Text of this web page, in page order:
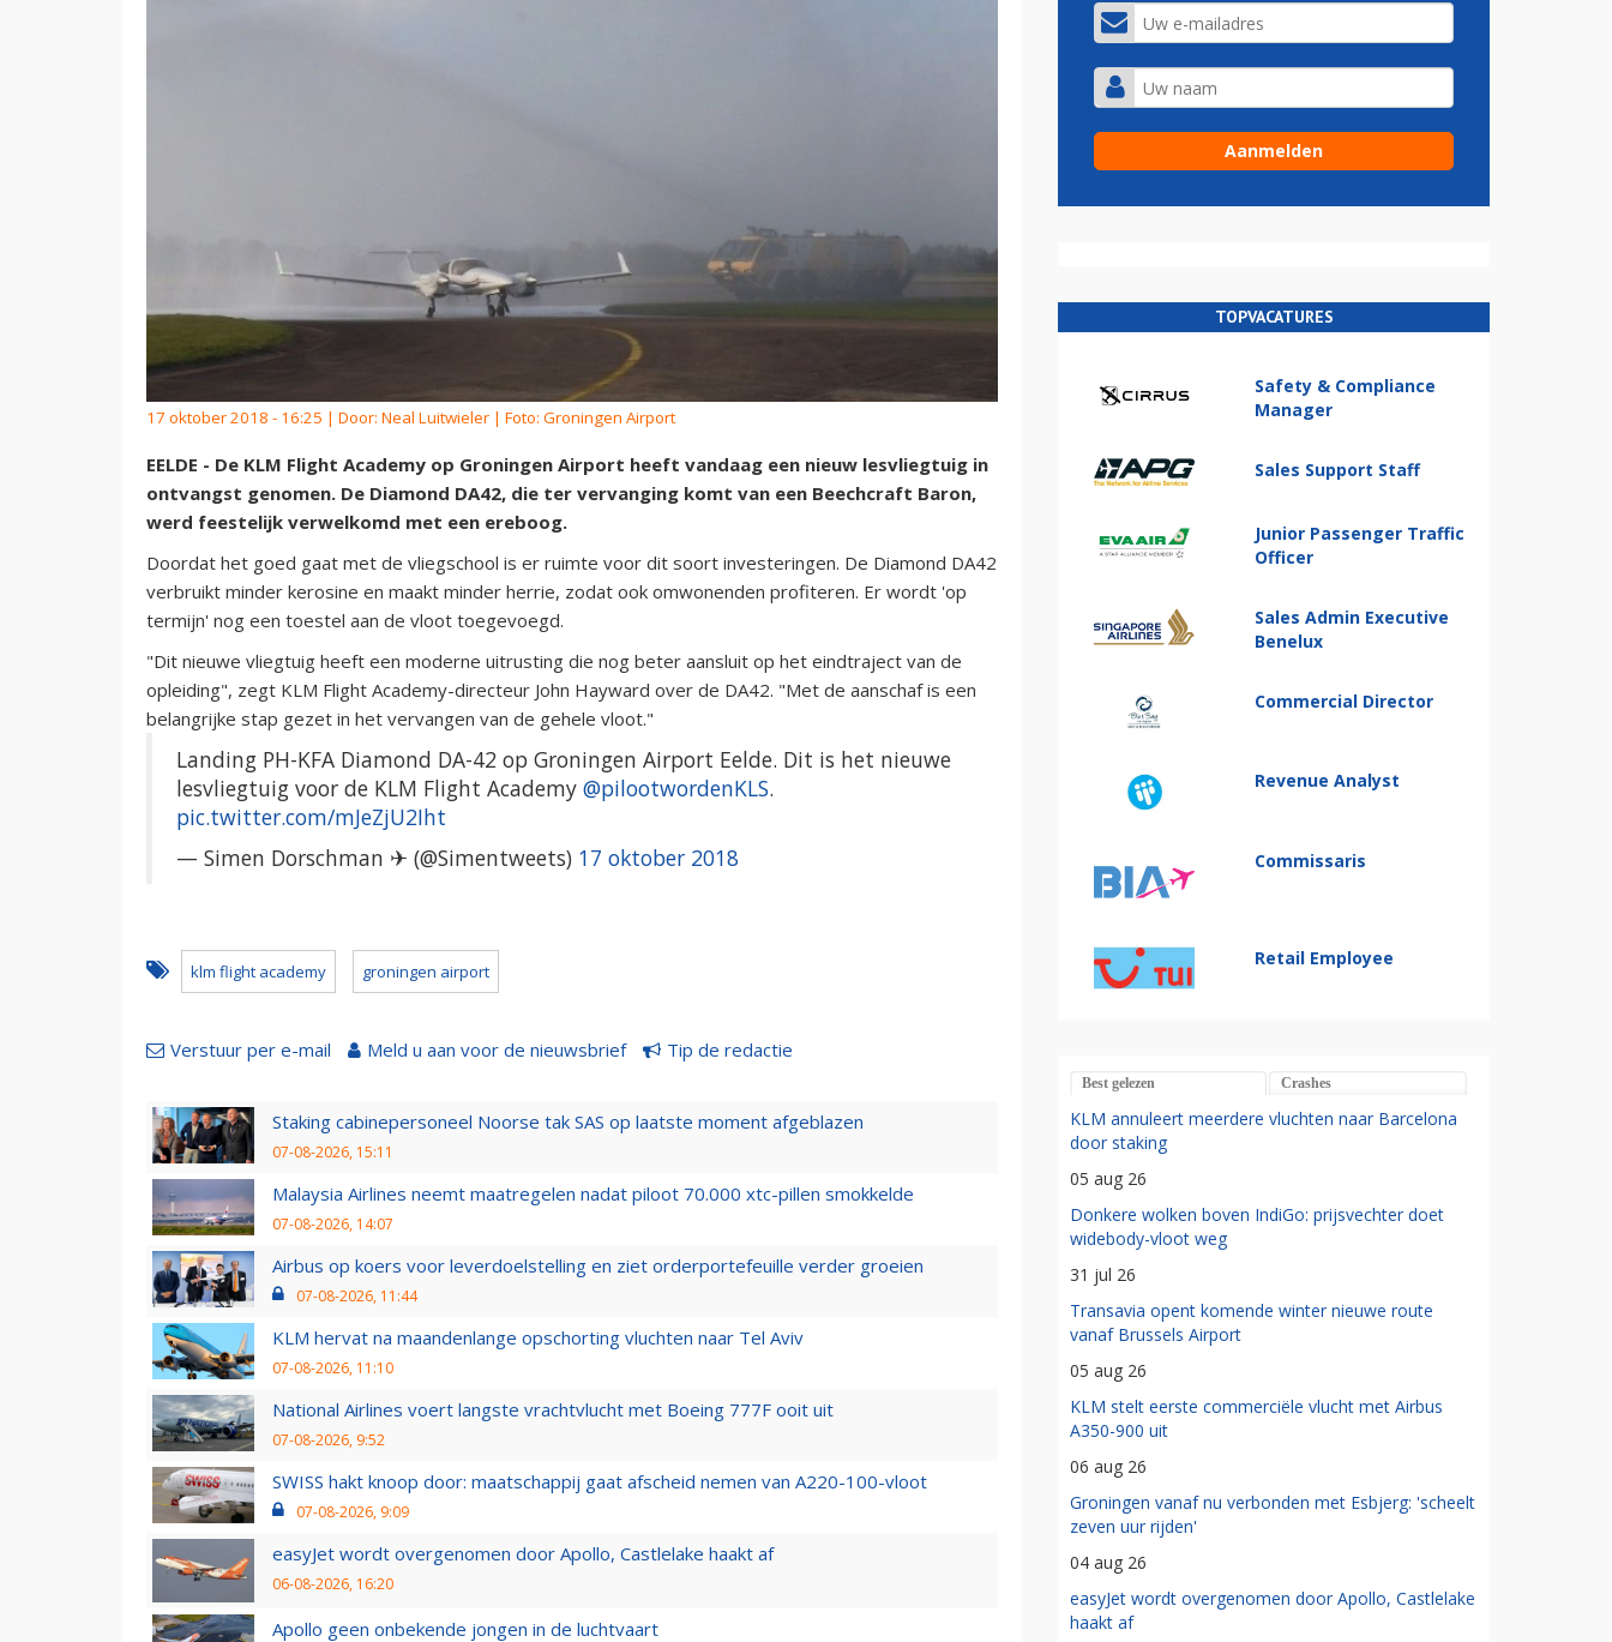
17 oktober 2018 - 16:25 | Door: Neal Luitwieler | Foto: Groningen Airport
EELDE - De KLM Flight Academy op Groningen Airport heeft vandaag een nieuw lesvliegtuig in
ontvangst genomen. De Diamond DA42, die ter vervanging komt van een Beechcraft Baron,
werd feestelijk verwelkomd met een ereboog.
Doordat het goed gaat met de vliegschool is er ruimte voor dit soort investeringen. De Diamond DA42
verbruikt minder kerosine en maakt minder herrie, zodat ook omwonenden profiteren. Er wordt 'op
termijn' nog een toestel aan de vloot toegevoegd.
"Dit nieuwe vliegtuig heeft een moderne uitrusting die nog beter aansluit op het eindtraject van de
opleiding", zegt KLM Flight Academy-directeur John Hayward over de DA42. "Met de aanschaf is een
belangrijke stap gezet in het vervangen van de gehele vloot."
Landing PH-KFA Diamond DA-42 op Groningen Airport Eelde. Dit is het nieuwe
lesvliegtuig voor de KLM Flight Academy @pilootwordenKLS.
pic.twitter.com/mJeZjU2Iht
— Simen Dorschman ✈ (@Simentweets) 17 oktober 2018
klm flight academy groningen airport
Verstuur per e-mail Meld u aan voor de nieuwsbrief Tip de redactie
Staking cabinepersoneel Noorse tak SAS op laatste moment afgeblazen
07-08-2026, 15:11
Malaysia Airlines neemt maatregelen nadat piloot 70.000 xtc-pillen smokkelde
07-08-2026, 14:07
Airbus op koers voor leverdoelstelling en ziet orderportefeuille verder groeien
07-08-2026, 11:44
KLM hervat na maandenlange opschorting vluchten naar Tel Aviv
07-08-2026, 11:10
National Airlines voert langste vrachtvlucht met Boeing 777F ooit uit
07-08-2026, 9:52
SWISS hakt knoop door: maatschappij gaat afscheid nemen van A220-100-vloot
07-08-2026, 9:09
easyJet wordt overgenomen door Apollo, Castlelake haakt af
06-08-2026, 16:20
Apollo geen onbekende jongen in de luchtvaart
TOPVACATURES
Safety & Compliance
Manager
Sales Support Staff
Junior Passenger Traffic
Officer
Sales Admin Executive
Benelux
Commercial Director
Revenue Analyst
Commissaris
Retail Employee
Best gelezen Crashes
KLM annuleert meerdere vluchten naar Barcelona
door staking
05 aug 26
Donkere wolken boven IndiGo: prijsvechter doet
widebody-vloot weg
31 jul 26
Transavia opent komende winter nieuwe route
vanaf Brussels Airport
05 aug 26
KLM stelt eerste commerciële vlucht met Airbus
A350-900 uit
06 aug 26
Groningen vanaf nu verbonden met Esbjerg: 'scheelt
zeven uur rijden'
04 aug 26
easyJet wordt overgenomen door Apollo, Castlelake
haakt af